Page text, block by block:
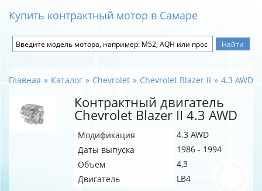
Купить контрактный мотор в Самаре
Главная Каталог Chevrolet Chevrolet Blazer II 4.3 AWD
Контрактный двигатель
Chevrolet Blazer II 4.3 AWD
Модификация
4.3 AWD
Даты выпуска
1986 - 1994
Объем
4,3
Двигатель
LB4